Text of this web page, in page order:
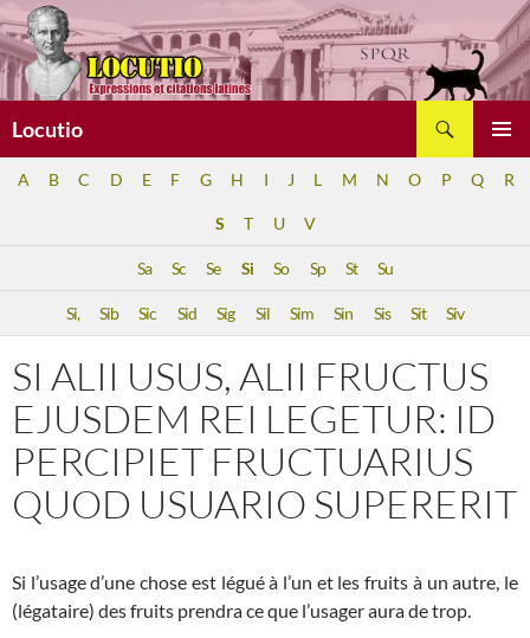
Aller
au
contenu
Locutio
A B C D E F G H I J L M N O P Q R
S T U V
Sa Sc Se Si So Sp St Su
Si, Sib Sic Sid Sig Sil Sim Sin Sis Sit Siv
SI ALII USUS, ALII FRUCTUS
EJUSDEM REI LEGETUR: ID
PERCIPIET FRUCTUARIUS
QUOD USUARIO SUPERERIT
Si l’usage d’une chose est légué à l’un et les fruits à un autre, le
(légataire) des fruits prendra ce que l’usager aura de trop.